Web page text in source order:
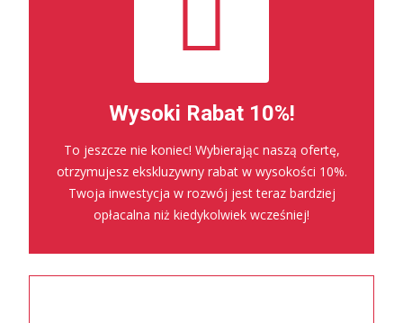
Wysoki Rabat 10%!
To jeszcze nie koniec! Wybierając naszą ofertę,
otrzymujesz ekskluzywny rabat w wysokości 10%.
Twoja inwestycja w rozwój jest teraz bardziej
opłacalna niż kiedykolwiek wcześniej!